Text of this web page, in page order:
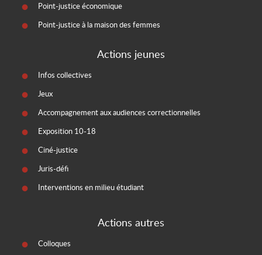
Point-justice économique
Point-justice à la maison des femmes
Actions jeunes
Infos collectives
Jeux
Accompagnement aux audiences correctionnelles
Exposition 10-18
Ciné-justice
Juris-défi
Interventions en milieu étudiant
Actions autres
Colloques